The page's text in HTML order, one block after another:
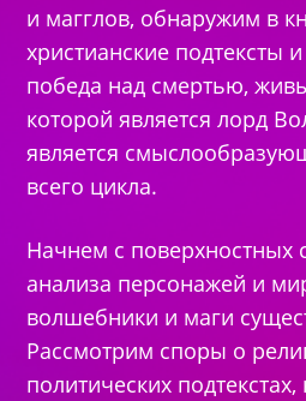
и магглов, обнаружим в
христианские подтексты
победа над смертью,
которой является лорд
является
всего цикла.
Начнем с поверхностных
анализа персонажей и
волшебники и маги
Рассмотрим споры о
политических